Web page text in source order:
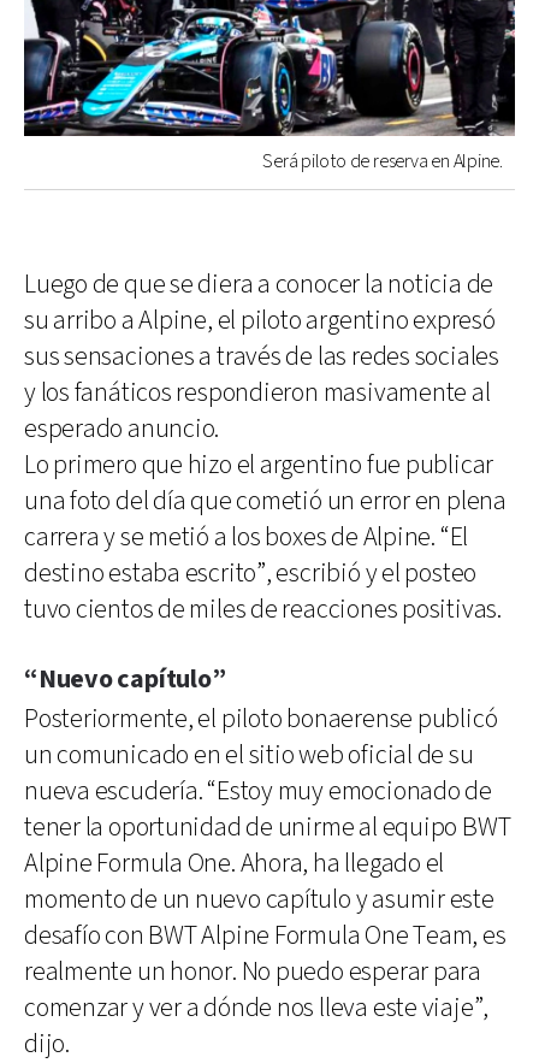
Será piloto de reserva en Alpine.
Luego de que se diera a conocer la noticia de
su arribo a Alpine, el piloto argentino expresó
sus sensaciones a través de las redes sociales
y los fanáticos respondieron masivamente al
esperado anuncio.
Lo primero que hizo el argentino fue publicar
una foto del día que cometió un error en plena
carrera y se metió a los boxes de Alpine. “El
destino estaba escrito”, escribió y el posteo
tuvo cientos de miles de reacciones positivas.
“Nuevo capítulo”
Posteriormente, el piloto bonaerense publicó
un comunicado en el sitio web oficial de su
nueva escudería. “Estoy muy emocionado de
tener la oportunidad de unirme al equipo BWT
Alpine Formula One. Ahora, ha llegado el
momento de un nuevo capítulo y asumir este
desafío con BWT Alpine Formula One Team, es
realmente un honor. No puedo esperar para
comenzar y ver a dónde nos lleva este viaje”,
dijo.